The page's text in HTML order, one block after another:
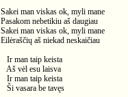
Sakei man viskas ok, myli mane
Pasakom nebetikiu aš daugiau
Sakei man viskas ok, myli mane
Eilėraščių aš niekad neskaičiau
Ir man taip keista
Aš vėl esu laisva
Ir man taip keista
Ši vasara be tavęs